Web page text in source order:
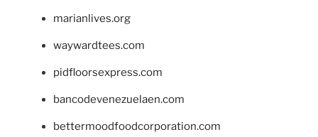
marianlives.org
waywardtees.com
pidfloorsexpress.com
bancodevenezuelaen.com
bettermoodfoodcorporation.com